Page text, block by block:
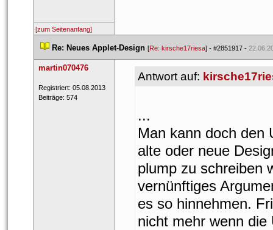
[zum Seitenanfang]
Re: Neues Applet-Design [Re: kirsche17riesa] - #2851917 -
martin070476
Registriert: 05.08.2013
Beiträge: 574
Antwort auf:
...
Man kann doch den
alte oder neue
plump zu schreiben
vernünftiges
es so hinnehmen.
nicht mehr wenn